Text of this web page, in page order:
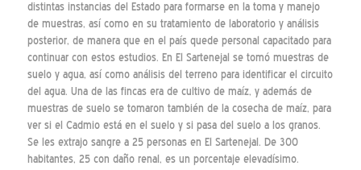
distintas instancias del Estado para formarse en la toma y manejo
de muestras, así como en su tratamiento de laboratorio y análisis
posterior, de manera que en el país quede personal capacitado para
continuar con estos estudios. En El Sartenejal se tomó muestras de
suelo y agua, así como análisis del terreno para identificar el circuito
del agua. Una de las fincas era de cultivo de maíz, y además de
muestras de suelo se tomaron también de la cosecha de maíz, para
ver si el Cadmio está en el suelo y si pasa del suelo a los granos.
Se les extrajo sangre a 25 personas en El Sartenejal. De 300
habitantes, 25 con daño renal, es un porcentaje elevadísimo.